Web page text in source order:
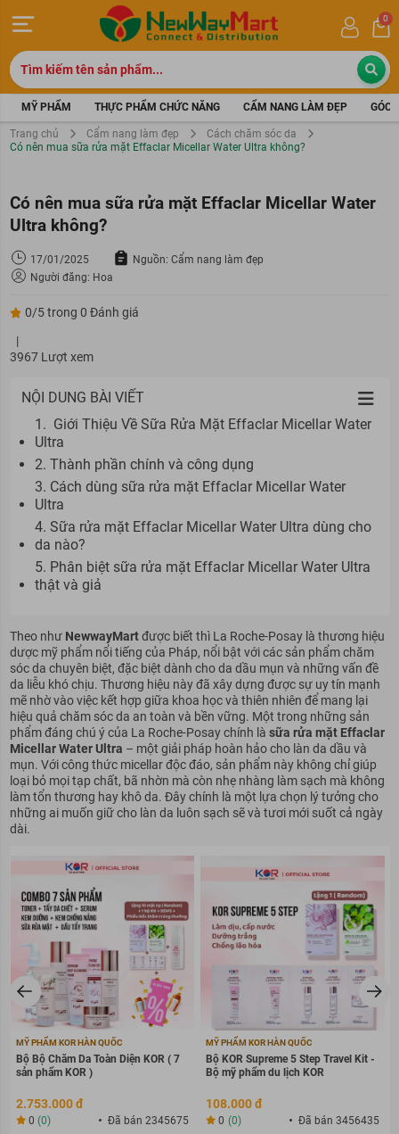
0
MỸ PHẨM THỰC PHẨM CHỨC NĂNG CẨM NANG LÀM ĐẸP GÓC
Trang chủ Cẩm nang làm đẹp
Cách chăm sóc da
Có nên mua sữa rửa mặt Effaclar Micellar Water Ultra không?
Có nên mua sữa rửa mặt Effaclar Micellar Water
Ultra không?
17/01/2025
Nguồn: Cẩm nang làm đẹp
Người đăng: Hoa
0/5 trong 0 Đánh giá
|
3967 Lượt xem
NỘI DUNG BÀI VIẾT
1. Giới Thiệu Về Sữa Rửa Mặt Effaclar Micellar Water
Ultra
2. Thành phần chính và công dụng
3. Cách dùng sữa rửa mặt Effaclar Micellar Water
Ultra
4. Sữa rửa mặt Effaclar Micellar Water Ultra dùng cho
da nào?
5. Phân biệt sữa rửa mặt Effaclar Micellar Water Ultra
thật và giả
Theo như NewwayMartđược biết thì La Roche-Posay là thương hiệu
dược mỹ phẩm nổi tiếng của Pháp, nổi bật với các sản phẩm chăm
sóc da chuyên biệt, đặc biệt dành cho da dầu mụn và những vấn đề
da liễu khó chịu. Thương hiệu này đã xây dựng được sự uy tín mạnh
mẽ nhờ vào việc kết hợp giữa khoa học và thiên nhiên để mang lại
hiệu quả chăm sóc da an toàn và bền vững. Một trong những sản
phẩm đáng chú ý của La Roche-Posay chính là sữa rửa mặt Effaclar
Micellar Water Ultra – một giải pháp hoàn hảo cho làn da dầu và
mụn. Với công thức micellar độc đáo, sản phẩm này không chỉ giúp
loại bỏ mọi tạp chất, bã nhờn mà còn nhẹ nhàng làm sạch mà không
làm tổn thương hay khô da. Đây chính là một lựa chọn lý tưởng cho
những ai muốn giữ cho làn da luôn sạch sẽ và tươi mới suốt cả ngày
dài.
MỸ PHẨM KOR HÀN QUỐC
Bộ Bộ Chăm Da Toàn Diện KOR ( 7
sản phẩm KOR )
2.753.000 đ
0 (0) Đã bán 2345675
MỸ PHẨM KOR HÀN QUỐC
Bộ KOR Supreme 5 Step Travel Kit -
Bộ mỹ phẩm du lịch KOR
108.000 đ
0 (0) Đã bán 3456435